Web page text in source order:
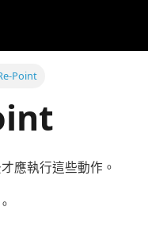
Point
應執行這些動作。